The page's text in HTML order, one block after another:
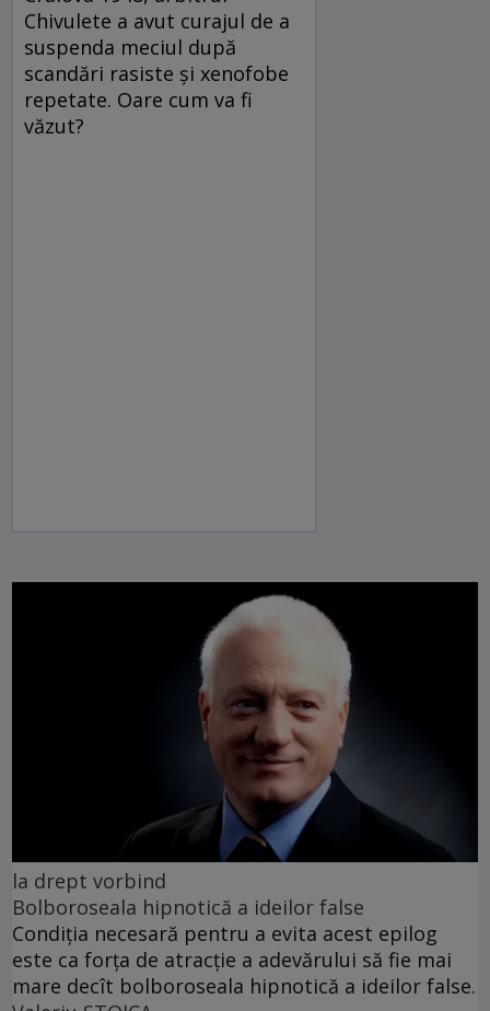
Chivulete a avut curajul de a
suspenda meciul după
scandări rasiste şi xenofobe
repetate. Oare cum va fi
văzut?
la drept vorbind
Bolboroseala hipnotică a ideilor false
Condiția necesară pentru a evita acest epilog
este ca forța de atracție a adevărului să fie mai
mare decît bolboroseala hipnotică a ideilor false.